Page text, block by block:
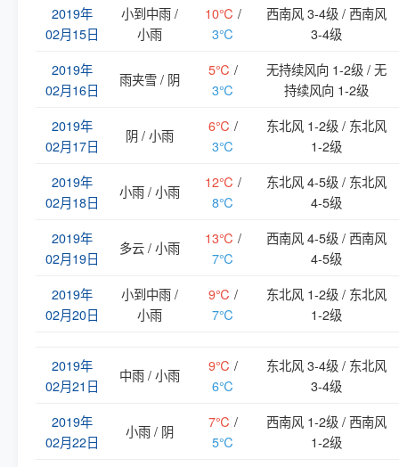
2019年
02月15日
小到中雨 /
小雨
10℃ /
3℃
西南风 3-4级 / 西南风
3-4级
2019年
02月16日
雨夹雪 / 阴
5℃ /
3℃
无持续风向 1-2级 / 无
持续风向 1-2级
2019年
02月17日
阴 / 小雨
6℃ /
3℃
东北风 1-2级 / 东北风
1-2级
2019年
02月18日
小雨 / 小雨
12℃ /
8℃
东北风 4-5级 / 东北风
4-5级
2019年
02月19日
多云 / 小雨
13℃ /
7℃
西南风 4-5级 / 西南风
4-5级
2019年
02月20日
小到中雨 /
小雨
9℃ /
7℃
东北风 1-2级 / 东北风
1-2级
2019年
02月21日
中雨 / 小雨
9℃ /
6℃
东北风 3-4级 / 东北风
3-4级
2019年
02月22日
小雨 / 阴
7℃ /
5℃
西南风 1-2级 / 西南风
1-2级